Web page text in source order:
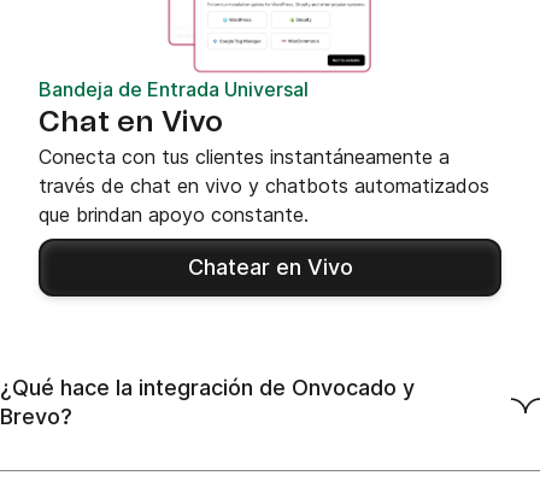
Bandeja de Entrada Universal
Chat en Vivo
Conecta con tus clientes instantáneamente a
través de chat en vivo y chatbots automatizados
que brindan apoyo constante.
Chatear en Vivo
¿Qué hace la integración de Onvocado y
Brevo?